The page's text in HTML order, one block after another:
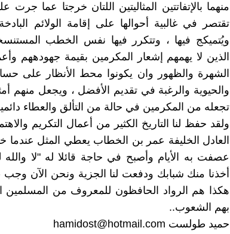
منهما بالإتفاتتين المثاليتين اللتان خرجتا عما جرت
تقتصر في غالبية أحوالها على إقامة الولائم
ويُتميكج فيها ، وتتكرر فيها نفس الخطب
الذين لا يهمهم إشعار المكرمين بقيمة جهودههم
الشهرة والظهور وان يكونوا محط الأنظار على
والحيوية والرغبة في تقديم الأفضل ، ويجعل منهم
تجعله من المكرمين في حالة من التألق والعطاء
ولقد حفظ لنا التاريخ الكثير من أعمال التكريم
العادل الخليفة عمر بن الخطاب يعطي المثل عندما
عصفت به الأيام وأصبح في حاجة قائلا له "لا
أخذنا منك شبابك ودفعت لنا الجزية ونحن الآن
هكذا هم الرواد الحافظون للمعروف من المسلمين
بهم الشعوب..
حميد طولست hamidost@hotmail.com